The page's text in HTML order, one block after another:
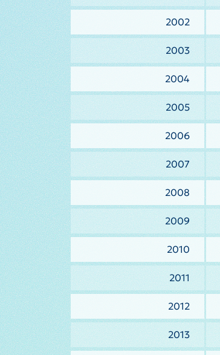
2002
2003
2004
2005
2006
2007
2008
2009
2010
2011
2012
2013